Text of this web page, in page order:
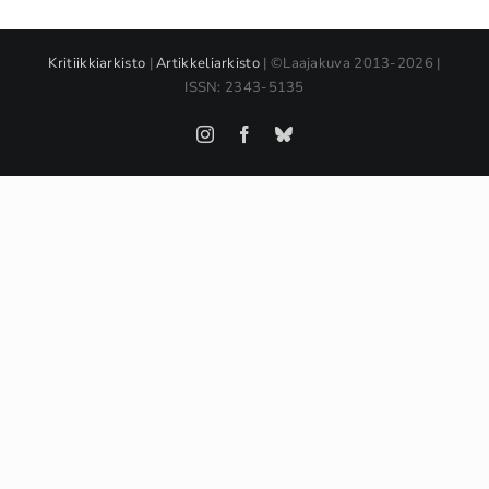
Kritiikkiarkisto |Artikkeliarkisto | ©Laajakuva 2013-2026 |
ISSN: 2343-5135
InstagramFacebookBluesky